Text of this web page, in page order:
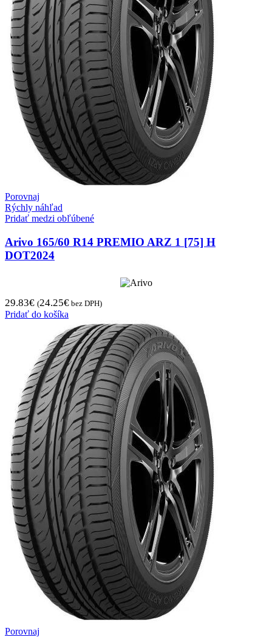
Porovnaj
Rýchly náhľad
Pridať medzi obľúbené
Arivo 165/60 R14 PREMIO ARZ 1 [75] H
DOT2024
29.83€ (24.25€ bez DPH)
Pridať do košíka
Porovnaj